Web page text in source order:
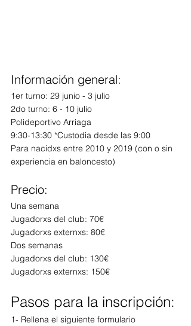
Información general:
1er turno: 29 junio - 3 julio
2do turno: 6 - 10 julio
Polideportivo Arriaga
9:30-13:30 *Custodia desde las 9:00
Para nacidxs entre 2010 y 2019 (con o sin
experiencia en baloncesto)
Precio:
Una semana
Jugadorxs del club: 70€
Jugadorxs externxs: 80€
Dos semanas
Jugadorxs del club: 130€
Jugadorxs externxs: 150€
Pasos para la inscripción:
1- Rellena el siguiente formulario